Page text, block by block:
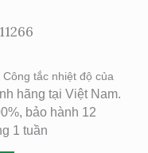
tắc nhiệt độ của
hãng tại Việt Nam.
bảo hành 12
1 tuần